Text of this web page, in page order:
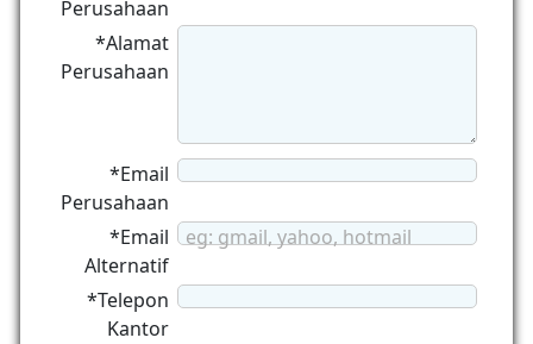
Perusahaan
*Alamat
Perusahaan
*Email
Perusahaan
*Email
Alternatif
eg: gmail, yahoo, hotmail
*Telepon
Kantor